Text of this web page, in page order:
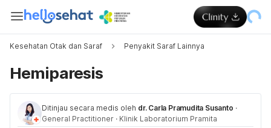
Kesehatan Otak dan Saraf Penyakit Saraf Lainnya
Hemiparesis
Ditinjau secara medis oleh dr. Carla Pramudita Susanto ·
General Practitioner · Klinik Laboratorium Pramita